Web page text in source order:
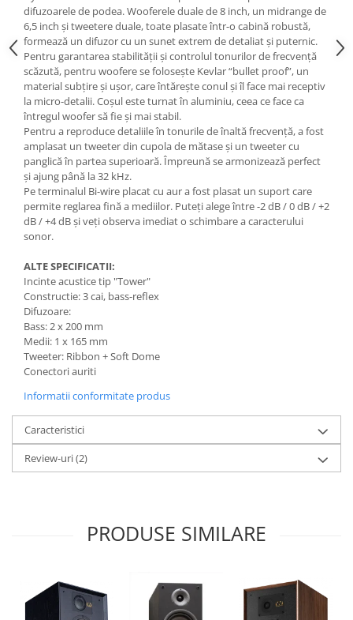
difuzoarele de podea. Wooferele duale de 8 inch, un midrange de
6,5 inch și tweetere duale, toate plasate într-o cabină robustă,
formează un difuzor cu un sunet extrem de detaliat și puternic.
Pentru garantarea stabilității și controlul tonurilor de frecvență
scăzută, pentru woofere se folosește Kevlar “bullet proof”, un
material subțire și ușor, care întărește conul și îl face mai receptiv
la micro-detalii. Coșul este turnat în aluminiu, ceea ce face ca
întregul woofer să fie și mai stabil.
Pentru a reproduce detaliile în tonurile de înaltă frecvență, a fost
amplasat un tweeter din cupola de mătase și un tweeter cu
panglică în partea superioară. Împreună se armonizează perfect
și ajung până la 32 kHz.
Pe terminalul Bi-wire placat cu aur a fost plasat un suport care
permite reglarea fină a mediilor. Puteți alege între -2 dB / 0 dB / +2
dB / +4 dB și veți observa imediat o schimbare a caracterului
sonor.
ALTE SPECIFICATII:
Incinte acustice tip "Tower"
Constructie: 3 cai, bass-reflex
Difuzoare:
Bass: 2 x 200 mm
Medii: 1 x 165 mm
Tweeter: Ribbon + Soft Dome
Conectori auriti
Informatii conformitate produs
Caracteristici
Review-uri(2)
PRODUSE SIMILARE